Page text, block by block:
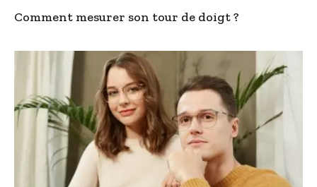
Comment mesurer son tour de doigt ?